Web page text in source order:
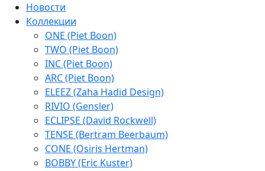
Новости
Коллекции
ONE (Piet Boon)
TWO (Piet Boon)
INC (Piet Boon)
ARC (Piet Boon)
ELEEZ (Zaha Hadid Design)
RIVIO (Gensler)
ECLIPSE (David Rockwell)
TENSE (Bertram Beerbaum)
CONE (Osiris Hertman)
BOBBY (Eric Kuster)